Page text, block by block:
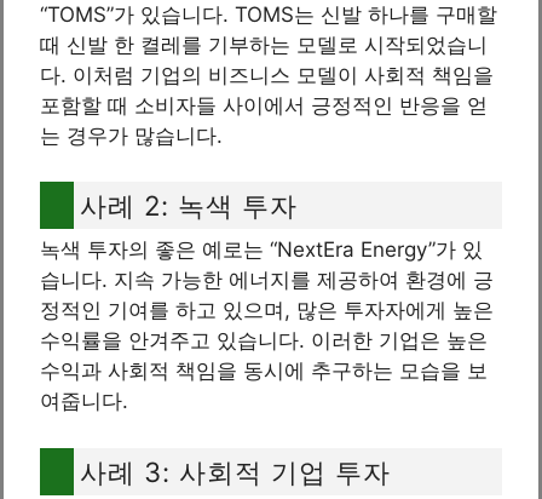
“TOMS”가 있습니다. TOMS는 신발 하나를 구매할
때 신발 한 켤레를 기부하는 모델로 시작되었습니
다. 이처럼 기업의 비즈니스 모델이 사회적 책임을
포함할 때 소비자들 사이에서 긍정적인 반응을 얻
는 경우가 많습니다.
사례 2: 녹색 투자
녹색 투자의 좋은 예로는 “NextEra Energy”가 있
습니다. 지속 가능한 에너지를 제공하여 환경에 긍
정적인 기여를 하고 있으며, 많은 투자자에게 높은
수익률을 안겨주고 있습니다. 이러한 기업은 높은
수익과 사회적 책임을 동시에 추구하는 모습을 보
여줍니다.
사례 3: 사회적 기업 투자